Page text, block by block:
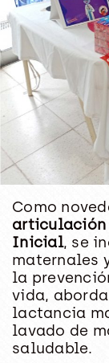
Como
articulación
Inicial, se
maternales
la
vida,
lactancia
lavado de
saludable.